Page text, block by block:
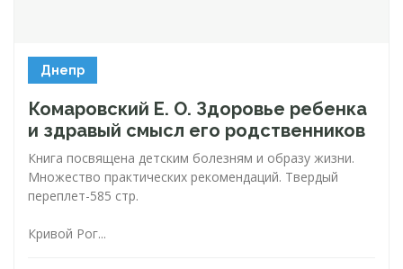
Днепр
Комаровский Е. О. Здоровье ребенка
и здравый смысл его родственников
Книга посвящена детским болезням и образу жизни.
Множество практических рекомендаций. Твердый
переплет-585 стр.
Кривой Рог...